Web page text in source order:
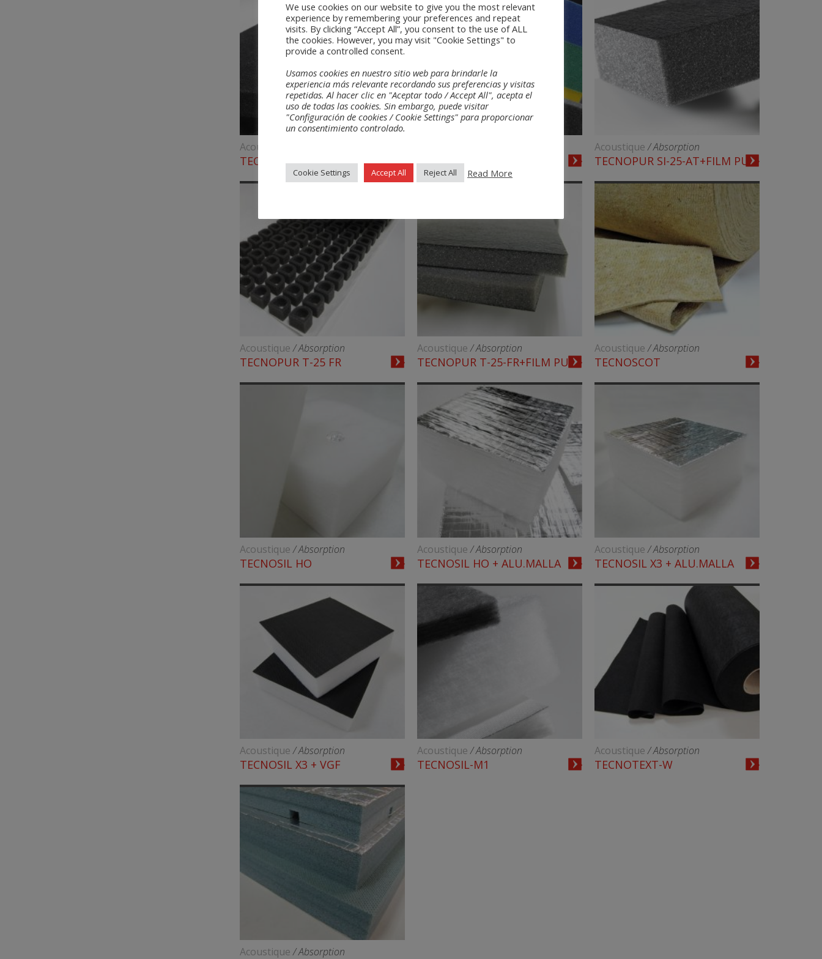
Acoustique
TECNOFOC-SN TECNOPUR SI-25-AT
Acoustique/ Absorption
TECNOPUR SI-25-AT+FILM PU
Acoustique/ Absorption
TECNOPUR T-25 FR
Acoustique/ Absorption
TECNOPUR T-25-FR+FILM PU
Acoustique/ Absorption
TECNOSCOT
Acoustique/ Absorption
TECNOSIL HO
Acoustique/ Absorption
TECNOSIL HO + ALU.MALLA
Acoustique/ Absorption
TECNOSIL X3 + ALU.MALLA
Acoustique/ Absorption
TECNOSIL X3 + VGF
Acoustique/ Absorption
TECNOSIL-M1
Acoustique/ Absorption
TECNOTEXT-W
Acoustique/ Absorption
We use cookies on our website to give you the most relevant
experience by remembering your preferences and repeat
visits. By clicking “Accept All”, you consent to the use of ALL
the cookies. However, you may visit "Cookie Settings" to
provide a controlled consent.
Usamos cookies en nuestro sitio web para brindarle la
experiencia más relevante recordando sus preferencias y visitas
repetidas. Al hacer clic en "Aceptar todo / Accept All", acepta el
uso de todas las cookies. Sin embargo, puede visitar
"Configuración de cookies / Cookie Settings" para proporcionar
un consentimiento controlado.
Cookie Settings Accept All Reject All Read More